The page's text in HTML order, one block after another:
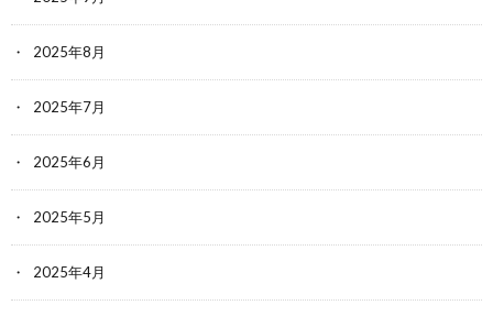
2025年8月
2025年7月
2025年6月
2025年5月
2025年4月